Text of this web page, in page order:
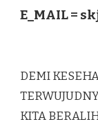
E_MAIL =
DEMI
KITA